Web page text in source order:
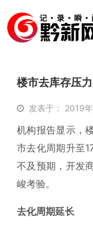
楼市去库存压
发表于： 2019
机构报告显示，
市去化周期升至
不及预期，开发
峻考验。
去化周期延长